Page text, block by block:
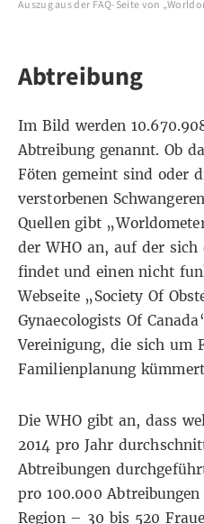
Auszug aus der FAQ-Seite von
Abtreibung
Im Bild werden
Abtreibung genannt. Ob
Föten gemeint sind oder
verstorbenen
Quellen gibt
der WHO an, auf der
findet und einennicht
Webseite „Society Of
Gynaecologists Of
Vereinigung, die sich um
Familienplanung
DieWHO gibt an, dass
2014 pro Jahr
Abtreibungen
pro 100.000
Region – 30 bis 520